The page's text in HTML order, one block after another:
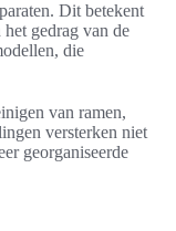
Dit betekent
gedrag van de
die
van ramen,
versterken niet
georganiseerde